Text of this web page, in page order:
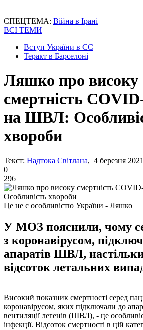
СПЕЦТЕМА: Війна в Ірані
ВСІ ТЕМИ
Вступ України в ЄС
Теракт в Барселоні
Ляшко про високу
смертність
на ШВЛ:
хвороби
Текст: Надтока Світлана, 4 березня
0
296
Це не є особливістю України - Ляшко
У МОЗ пояснили, чому
з коронавірусом,
апаратів ШВЛ,
відсоток летальних
Високий показник смертності серед
коронавірусом, яких підключали до
вентиляції легенів (ШВЛ), - це
інфекції. Відсоток смертності в цій